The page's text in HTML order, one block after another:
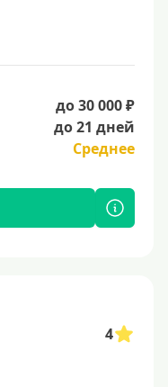
до 30 000 ₽
до 21 дней
Среднее
4